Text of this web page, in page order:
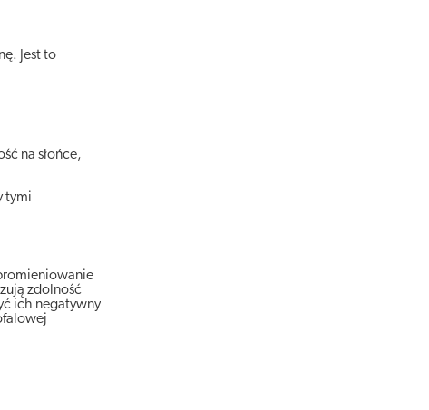
Jest to
na słońce,
tymi
zdolność
ich negatywny